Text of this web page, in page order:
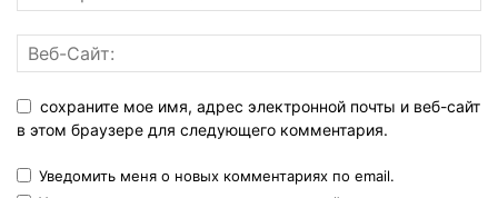
сохраните мое имя, адрес электронной почты и веб-сайт
в этом браузере для следующего комментария.
Уведомить меня о новых комментариях по email.